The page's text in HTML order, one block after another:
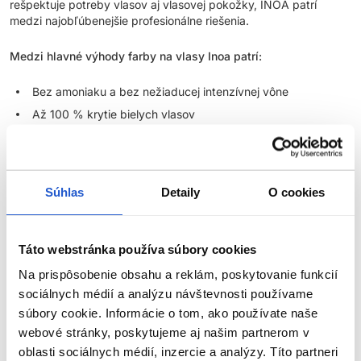
Súhlas Detaily O cookies
Táto webstránka používa súbory cookies
Na prispôsobenie obsahu a reklám, poskytovanie funkcií
sociálnych médií a analýzu návštevnosti používame
súbory cookie. Informácie o tom, ako používate naše
webové stránky, poskytujeme aj našim partnerom v
oblasti sociálnych médií, inzercie a analýzy. Títo partneri
rešpektuje potreby vlasov aj vlasovej pokožky, INOA patrí
medzi najobľúbenejšie profesionálne riešenia.
Medzi hlavné výhody farby na vlasy Inoa patrí:
Bez amoniaku a bez nežiaducej intenzívnej vône
Až 100 % krytie bielych vlasov
Široká paleta odtieňov pre individuálne namiešanie farby
Vďaka týmto vlastnostiam sú Inoa farby na vlasy skvelou voľbou
pre salóny, ktoré chcú ponúknuť klientkam kvalitné farbenie bez
amoniaku, no zároveň nechcú robiť kompromisy v krytí, intenzite
farby ani lesku.